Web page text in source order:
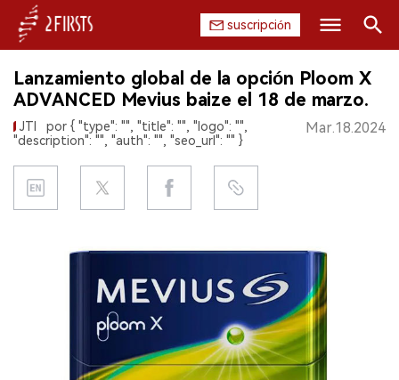
suscripción
INICIO
EMPRESA
PRODUCTO
EXPOSICIÓN
Buscar
Lanzamiento global de la opción Ploom X
ADVANCED Mevius baize el 18 de marzo.
JTI
por { "type": "", "title": "", "logo": "",
"description": "", "auth": "", "seo_url": "" }
Mar.18.2024